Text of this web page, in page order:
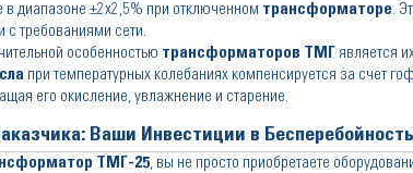
в диапазоне ±2х2,5% при отключенном трансформаторе.
с требованиями сети.
особенностью трансформаторов ТМГ является
при температурных колебаниях компенсируется за счет
его окисление, увлажнение и старение.
Ваши Инвестиции в
ТМГ-25, вы не просто приобретаете